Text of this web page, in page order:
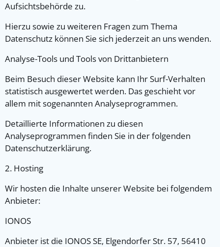
Aufsichtsbehörde zu.
Hierzu sowie zu weiteren Fragen zum Thema
Datenschutz können Sie sich jederzeit an uns wenden.
Analyse-Tools und Tools von Dritt­anbietern
Beim Besuch dieser Website kann Ihr Surf-Verhalten
statistisch ausgewertet werden. Das geschieht vor
allem mit sogenannten Analyseprogrammen.
Detaillierte Informationen zu diesen
Analyseprogrammen finden Sie in der folgenden
Datenschutzerklärung.
2. Hosting
Wir hosten die Inhalte unserer Website bei folgendem
Anbieter:
IONOS
Anbieter ist die IONOS SE, Elgendorfer Str. 57, 56410